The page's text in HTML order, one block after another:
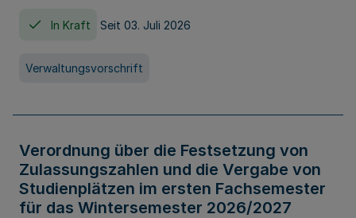
In Kraft Seit 03. Juli 2026
Verwaltungsvorschrift
Verordnung über die Festsetzung von
Zulassungszahlen und die Vergabe von
Studienplätzen im ersten Fachsemester
für das Wintersemester 2026/2027